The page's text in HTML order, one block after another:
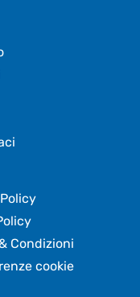
Condizioni
cookie